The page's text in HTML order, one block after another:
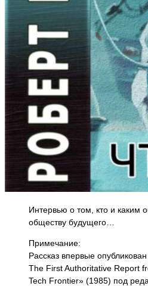
Интервью о том, кто и каким
обществу будущего…
Примечание:
Рассказ впервые
The First Authoritative Report
Tech Frontier» (1985) под